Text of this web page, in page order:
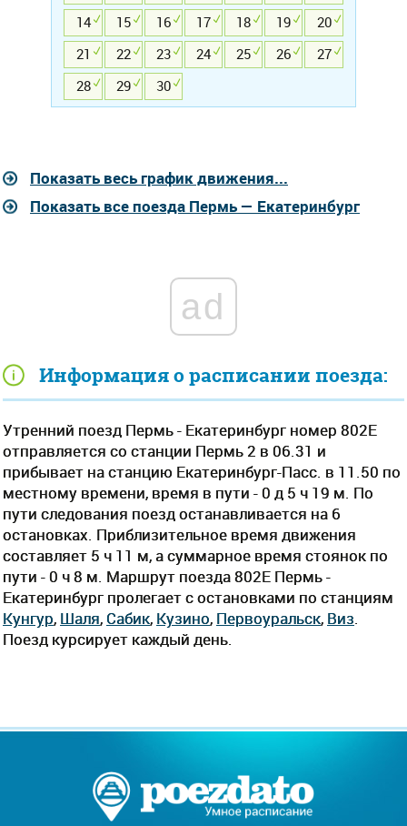
Информация о расписании поезда:
Утренний поезд Пермь - Екатеринбург номер 802Е
отправляется со станции Пермь 2 в 06.31 и
прибывает на станцию Екатеринбург-Пасс. в 11.50 по
местному времени, время в пути - 0 д 5 ч 19 м. По
пути следования поезд останавливается на 6
остановках. Приблизительное время движения
составляет 5 ч 11 м, а суммарное время стоянок по
пути - 0 ч 8 м. Маршрут поезда 802Е Пермь -
Екатеринбург пролегает c остановками по станциям
Кунгур, Шаля, Сабик, Кузино, Первоуральск, Виз
Поезд курсирует каждый день.
14
15 16 17 18 19
20
21
22 23 24 25 26
27
28
29 30
Показать весь график движения...
Показать все поезда Пермь — Екатеринбург
ad